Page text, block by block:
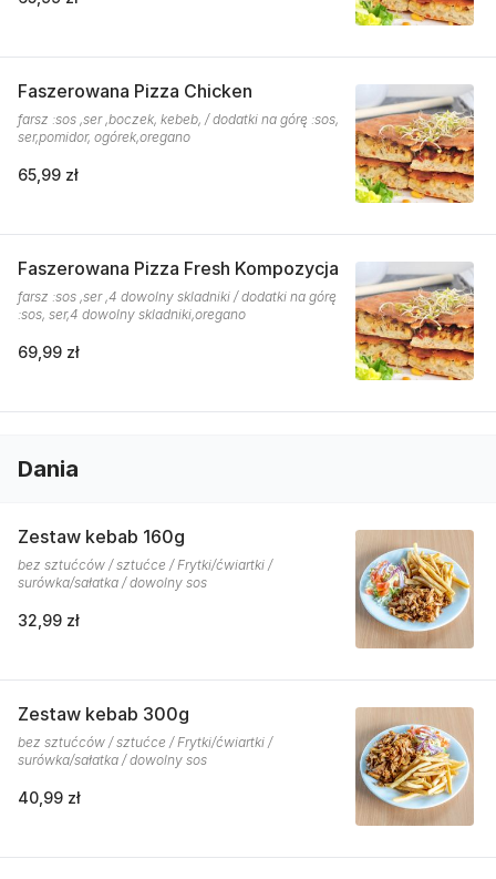
Faszerowana Pizza Chicken
farsz :sos ,ser ,boczek, kebeb, / dodatki na górę :sos,
ser,pomidor, ogórek,oregano
65,99 zł
Faszerowana Pizza Fresh Kompozycja
farsz :sos ,ser ,4 dowolny skladniki / dodatki na górę
:sos, ser,4 dowolny skladniki,oregano
69,99 zł
Dania
Zestaw kebab 160g
bez sztućców / sztućce / Frytki/ćwiartki /
surówka/sałatka / dowolny sos
32,99 zł
Zestaw kebab 300g
bez sztućców / sztućce / Frytki/ćwiartki /
surówka/sałatka / dowolny sos
40,99 zł